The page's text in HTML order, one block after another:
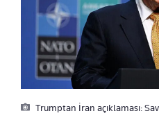
Trumptan İran açıklaması: